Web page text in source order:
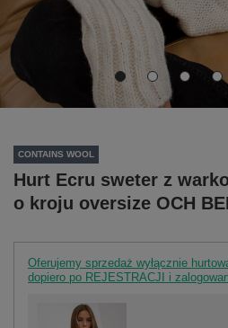
CONTAINS WOOL
Hurt Ecru sweter z
o kroju oversize OCH
Oferujemy sprzedaż wyłącznie
dopiero po REJESTRACJI i